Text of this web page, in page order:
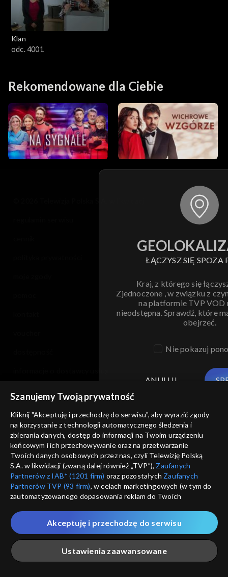
Klan
odc. 4001
Rekomendowane dla Ciebie
ŁĄCZYSZ SIĘ SPOZA
Kraj, z którego się
Zjednoczone , w związku z
na platformie TVP VOD
nieodstępna. Sprawdź, które
obejrzeć.
Nie pokazuj
ANULUJ
Szanujemy Twoją prywatność
Kliknij "Akceptuję i przechodzę do serwisu", aby wyrazić zgody
na korzystanie z technologii automatycznego śledzenia i
zbierania danych, dostęp do informacji na Twoim urządzeniu
końcowym i ich przechowywanie oraz na przetwarzanie
Twoich danych osobowych przez nas, czyli Telewizję Polską
S.A. w likwidacji (zwaną dalej również „TVP”), Zaufanych
Partnerów z IAB* (1201 firm) oraz pozostałych Zaufanych
Partnerów TVP (93 firm), w celach marketingowych (w tym do
zautomatyzowanego dopasowania reklam do Twoich
które wskazujemy poniżej, a także zgody na udostępnianie
przez nas identyfikatora PPID do Google.
Twoje dane osobowe zbierane podczas odwiedzania przez
Ciebie naszych
poszczególnych serwisówzwanych dalej
„Portalem”, w tym informacje zapisywane za pomocą
Ustawienia zaawansowane
Akceptuję i przechodzę do serwisu